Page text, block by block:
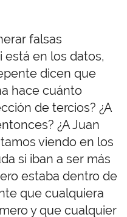
falsas
está en los datos,
dicen que
hace cuánto
de tercios? ¿A
¿A Juan
viendo en los
si iban a ser más
estaba dentro de
que cualquiera
y que cualquier